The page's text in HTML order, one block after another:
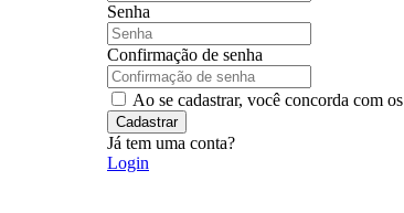
Senha
Confirmação de senha
Ao se cadastrar, você concorda com os
Cadastrar
Já tem uma conta?
Login